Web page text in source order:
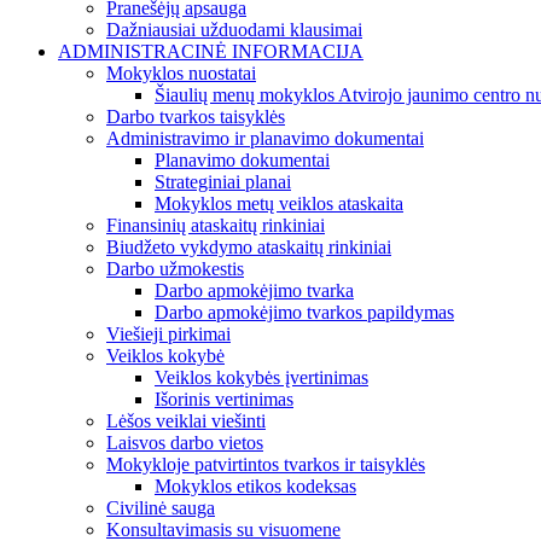
Pranešėjų apsauga
Dažniausiai užduodami klausimai
ADMINISTRACINĖ INFORMACIJA
Mokyklos nuostatai
Šiaulių menų mokyklos Atvirojo jaunimo centro
Darbo tvarkos taisyklės
Administravimo ir planavimo dokumentai
Planavimo dokumentai
Strateginiai planai
Mokyklos metų veiklos ataskaita
Finansinių ataskaitų rinkiniai
Biudžeto vykdymo ataskaitų rinkiniai
Darbo užmokestis
Darbo apmokėjimo tvarka
Darbo apmokėjimo tvarkos papildymas
Viešieji pirkimai
Veiklos kokybė
Veiklos kokybės įvertinimas
Išorinis vertinimas
Lėšos veiklai viešinti
Laisvos darbo vietos
Mokykloje patvirtintos tvarkos ir taisyklės
Mokyklos etikos kodeksas
Civilinė sauga
Konsultavimasis su visuomene